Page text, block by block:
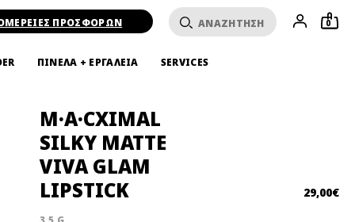
ΠΡΟΣΦΟΡΩΝ 0
ΠΙΝΕΛΑ + ΕΡΓΑΛΕΙΑ SERVICES
M·A·CXIMAL
SILKY MATTE
VIVA GLAM
LIPSTICK
29,00€